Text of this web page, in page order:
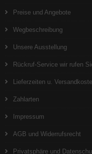
Preise und Angebote
Wegbeschreibung
Unsere Ausstellung
Rückruf-Service wir rufen
Lieferzeiten u.
Zahlarten
Impressum
AGB und Widerrufsrecht
Privatsphäre und